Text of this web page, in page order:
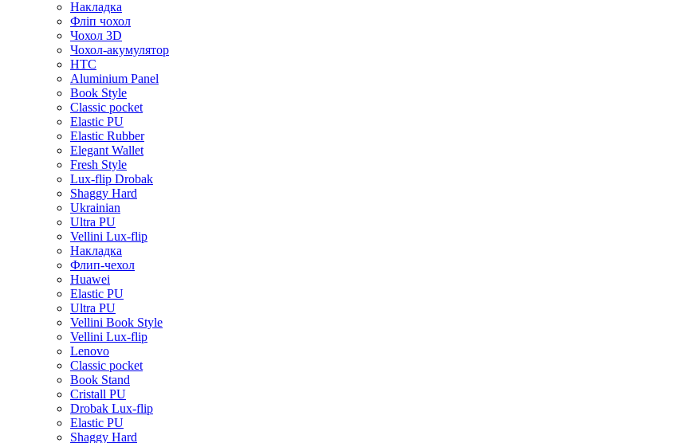
Накладка
Фліп чохол
Чохол 3D
Чохол-акумулятор
HTC
Aluminium Panel
Book Style
Classic pocket
Elastic PU
Elastic Rubber
Elegant Wallet
Fresh Style
Lux-flip Drobak
Shaggy Hard
Ukrainian
Ultra PU
Vellini Lux-flip
Накладка
Флип-чехол
Huawei
Elastic PU
Ultra PU
Vellini Book Style
Vellini Lux-flip
Lenovo
Classic pocket
Book Stand
Cristall PU
Drobak Lux-flip
Elastic PU
Shaggy Hard